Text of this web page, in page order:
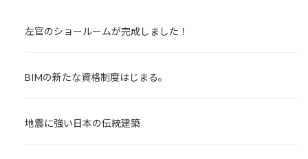
左官のショールームが完成しました！
BIMの新たな資格制度はじまる。
地震に強い日本の伝統建築